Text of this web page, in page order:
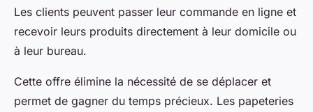
Les clients peuvent passer leur commande en ligne et
recevoir leurs produits directement à leur domicile ou
à leur bureau.
Cette offre élimine la nécessité de se déplacer et
permet de gagner du temps précieux. Les papeteries